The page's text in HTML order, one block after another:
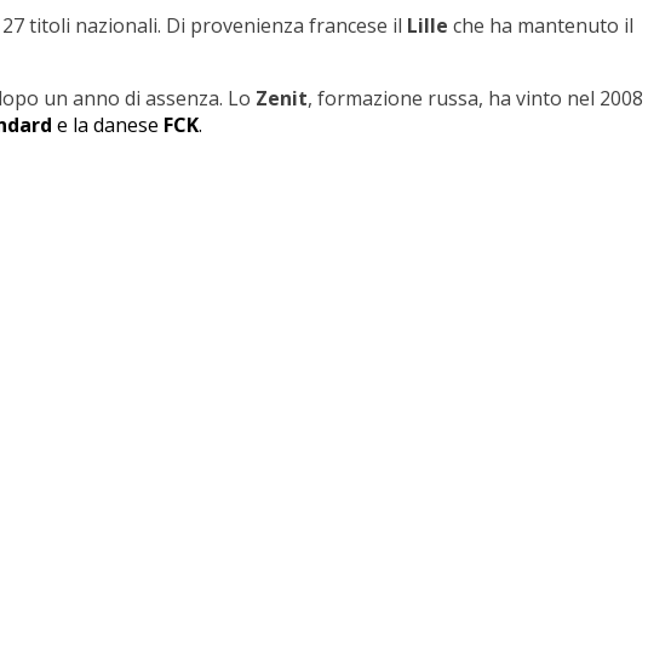
titoli nazionali. Di provenienza francese il Lille che ha mantenuto il
un anno di assenza. Lo Zenit, formazione russa, ha vinto nel 2008
e la danese FCK.